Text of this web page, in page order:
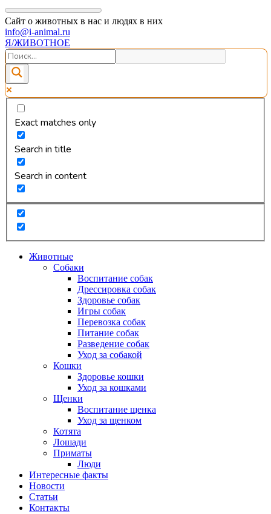
Сайт о животных в нас и людях в них
info@i-animal.ru
Я/ЖИВОТНОЕ
Exact matches only
Search in title
Search in content
Животные
Собаки
Воспитание собак
Дрессировка собак
Здоровье собак
Игры собак
Перевозка собак
Питание собак
Разведение собак
Уход за собакой
Кошки
Здоровье кошки
Уход за кошками
Щенки
Воспитание щенка
Уход за щенком
Котята
Лошади
Приматы
Люди
Интересные факты
Новости
Статьи
Контакты